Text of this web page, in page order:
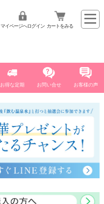
マイページへログイン カートをみる
お得な定期 お問い合せ お客様の声